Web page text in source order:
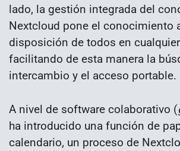
lado, la gestión integrada del
Nextcloud pone el conocimiento
disposición de todos en
facilitando de esta manera la
intercambio y el acceso portable.
A nivel de software colaborativo (
ha introducido una función de
calendario, un proceso de